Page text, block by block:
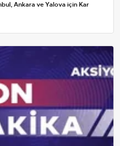
Ankara ve Yalova için Kar